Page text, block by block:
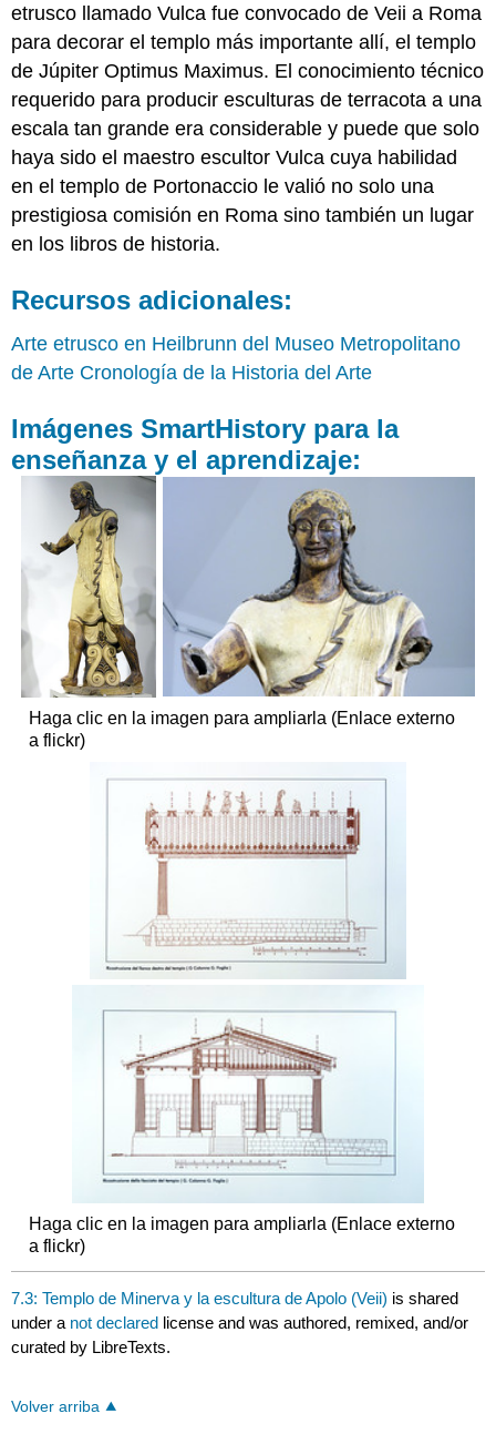
etrusco llamado Vulca fue convocado de Veii a Roma
para decorar el templo más importante allí, el templo
de Júpiter Optimus Maximus. El conocimiento técnico
requerido para producir esculturas de terracota a una
escala tan grande era considerable y puede que solo
haya sido el maestro escultor Vulca cuya habilidad
en el templo de Portonaccio le valió no solo una
prestigiosa comisión en Roma sino también un lugar
en los libros de historia.
Recursos adicionales:
Arte etrusco en Heilbrunn del Museo Metropolitano
de Arte Cronología de la Historia del Arte
Imágenes SmartHistory para la
enseñanza y el aprendizaje:
Haga clic en la imagen para ampliarla (Enlace externo
a flickr)
Haga clic en la imagen para ampliarla (Enlace externo
a flickr)
7.3: Templo de Minerva y la escultura de Apolo (Veii) is shared
under a not declared license and was authored, remixed, and/or
curated by LibreTexts.
Volver arriba